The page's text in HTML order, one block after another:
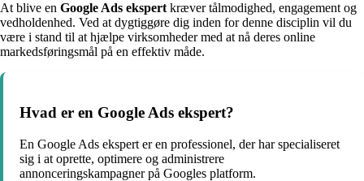
At blive en Google Ads ekspert kræver tålmodighed, engagement og
vedholdenhed. Ved at dygtiggøre dig inden for denne disciplin vil du
være i stand til at hjælpe virksomheder med at nå deres online
markedsføringsmål på en effektiv måde.
Hvad er en Google Ads ekspert?
En Google Ads ekspert er en professionel, der har specialiseret
sig i at oprette, optimere og administrere
annonceringskampagner på Googles platform.